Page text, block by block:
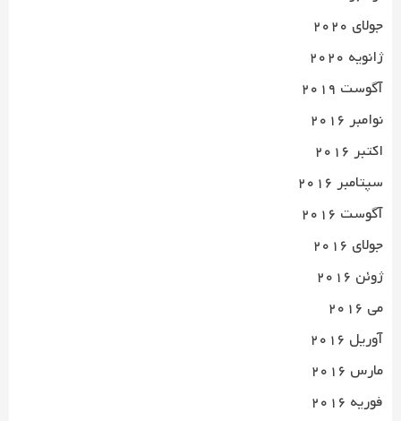
جولای 2020
ژانویه 2020
آگوست 2019
نوامبر 2016
اکتبر 2016
سپتامبر 2016
آگوست 2016
جولای 2016
ژوئن 2016
می 2016
آوریل 2016
مارس 2016
فوریه 2016